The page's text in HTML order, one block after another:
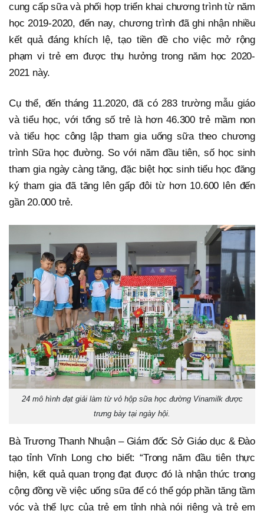
cung cấp sữa và phối hợp triển khai chương trình từ năm
học 2019-2020, đến nay, chương trình đã ghi nhận nhiều
kết quả đáng khích lệ, tạo tiền đề cho việc mở rộng
phạm vi trẻ em được thụ hưởng trong năm học 2020-
2021 này.
Cụ thể, đến tháng 11.2020, đã có 283 trường mẫu giáo
và tiểu học, với tổng số trẻ là hơn 46.300 trẻ mầm non
và tiểu học công lập tham gia uống sữa theo chương
trình Sữa học đường. So với năm đầu tiên, số học sinh
tham gia ngày càng tăng, đặc biệt học sinh tiểu học đăng
ký tham gia đã tăng lên gấp đôi từ hơn 10.600 lên đến
gần 20.000 trẻ.
24 mô hình đạt giải làm từ vỏ hộp sữa học đường Vinamilk được
trưng bày tại ngày hội.
Bà Trương Thanh Nhuận – Giám đốc Sở Giáo dục & Đào
tạo tỉnh Vĩnh Long cho biết: “Trong năm đầu tiên thực
hiện, kết quả quan trọng đạt được đó là nhận thức trong
cộng đồng về việc uống sữa để có thể góp phần tăng tầm
vóc và thể lực của trẻ em tỉnh nhà nói riêng và trẻ em